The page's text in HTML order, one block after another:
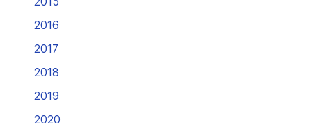
2016
2017
2018
2019
2020